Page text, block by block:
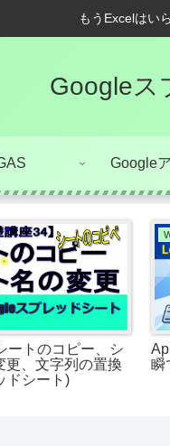
もうExcelはい
Googleス
Google
ートのコピー、シ
更、文字列の置換
ドシート)
瞬